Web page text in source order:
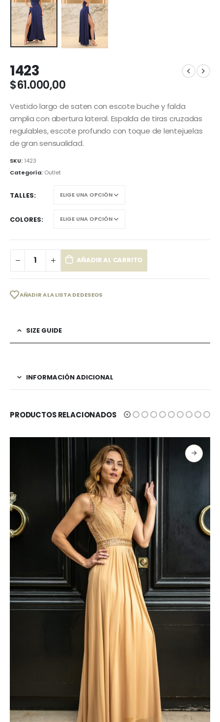
1423
$61.000,00
Vestido largo de saten con escote buche y falda
amplia con abertura lateral. Espalda de tiras cruzadas
regulables, escote profundo con toque de lentejuelas
de gran sensualidad.
SKU: 1423
Categoría: Outlet
TALLES
COLORES
AÑADIR AL CARRITO
AÑADIR A LA LISTA DE DESEOS
SIZE GUIDE
INFORMACIÓN ADICIONAL
PRODUCTOS RELACIONADOS
SELECCIONAR OPCIONES